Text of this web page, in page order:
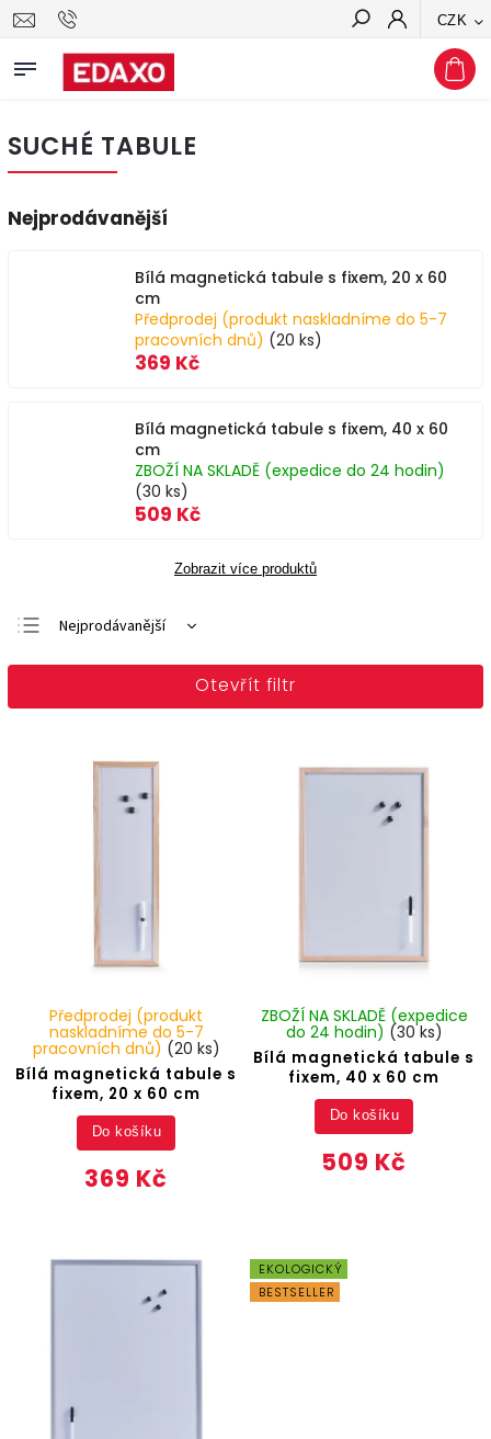
CZK
Hledat
SUCHÉ TABULE
Nejprodávanější
Bílá magnetická tabule s fixem, 20 x 60
cm
Předprodej (produkt naskladníme do 5-7
pracovních dnů) (20 ks)
369 Kč
Bílá magnetická tabule s fixem, 40 x 60
cm
ZBOŽÍ NA SKLADĚ (expedice do 24 hodin)
(30 ks)
509 Kč
Zobrazit více produktů
Doporučujeme
Nejprodávanější
Abecedně
Otevřít filtr
Bílá magnetická tabule s
fixem, 20 x 60 cm
Předprodej (produkt
naskladníme do 5-7
pracovních dnů) (20 ks)
369 Kč
Do košíku
Bílá magnetická tabule s
fixem, 40 x 60 cm
ZBOŽÍ NA SKLADĚ (expedice
do 24 hodin) (30 ks)
509 Kč
Do košíku
EKOLOGICKÝ
BESTSELLER